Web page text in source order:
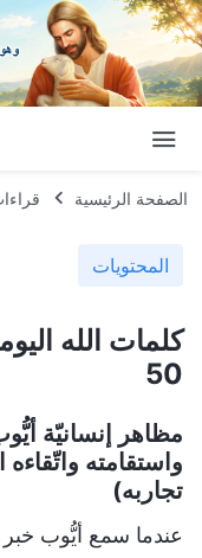
الصفحة الرئيسية
المحتويات
كلمات الله
50
مظاهر إنسانيّة
واستقامته واتّقاءه
تجاربه)
عندما سمع أيُّوب خبر